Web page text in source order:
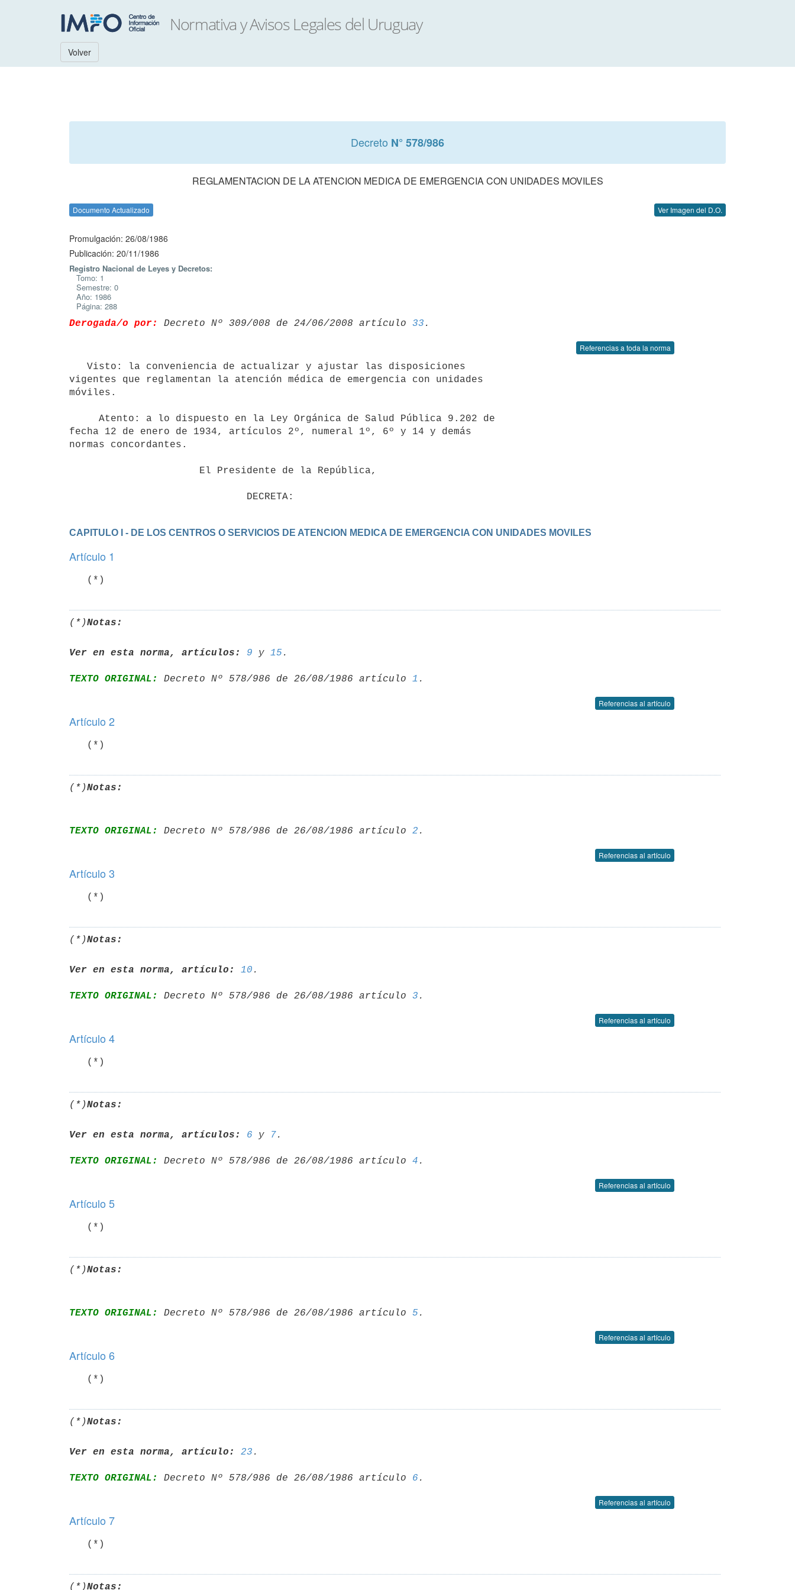
Volver
Decreto N° 578/986
REGLAMENTACION DE LA ATENCION MEDICA DE EMERGENCIA CON UNIDADES MOVILES
Documento Actualizado Ver Imagen del D.O.
Promulgación: 26/08/1986
Publicación: 20/11/1986
Registro Nacional de Leyes y Decretos:
Tomo: 1
Semestre: 0
Año: 1986
Página: 288
Derogada/o por: Decreto Nº 309/008 de 24/06/2008 artículo 33
Referencias a toda la norma
vigentes que reglamentan la atención médica de emergencia con unidades
móviles.
fecha 12 de enero de 1934, artículos 2º, numeral 1º, 6º y 14 y demás
normas concordantes.
CAPITULO I - DE LOS CENTROS O SERVICIOS DE ATENCION MEDICA DE EMERGENCIA CON UNIDADES MOVILES
Artículo 1
   (*)
(*)Notas:
Ver en esta norma, artículos: 9 y 15
TEXTO ORIGINAL: Decreto Nº 578/986 de 26/08/1986 artículo 1
Referencias al artículo
Artículo 2
   (*)
(*)Notas:
TEXTO ORIGINAL: Decreto Nº 578/986 de 26/08/1986 artículo 2
Referencias al artículo
Artículo 3
(*)Notas:
Ver en esta norma, artículo: 10
TEXTO ORIGINAL: Decreto Nº 578/986 de 26/08/1986 artículo 3
Referencias al artículo
Artículo 4
   (*)
(*)Notas:
Ver en esta norma, artículos: 6 y 7
TEXTO ORIGINAL: Decreto Nº 578/986 de 26/08/1986 artículo 4
Referencias al artículo
Artículo 5
   (*)
(*)Notas:
TEXTO ORIGINAL: Decreto Nº 578/986 de 26/08/1986 artículo 5
Referencias al artículo
Artículo 6
(*)Notas:
Ver en esta norma, artículo: 23
TEXTO ORIGINAL: Decreto Nº 578/986 de 26/08/1986 artículo 6
Referencias al artículo
Artículo 7
   (*)
(*)Notas: